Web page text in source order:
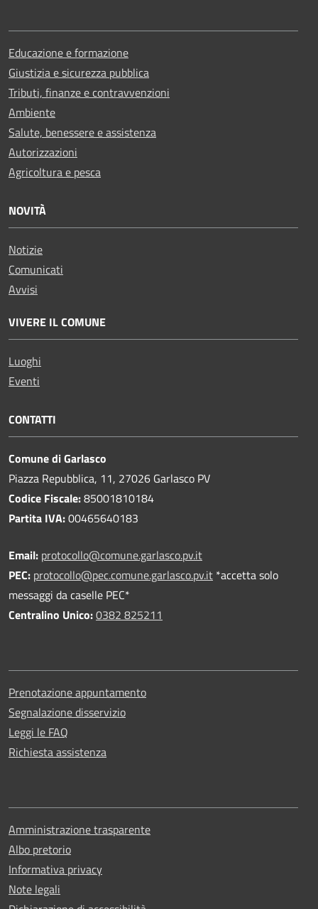
Educazione e formazione
Giustizia e sicurezza pubblica
Tributi, finanze e contravvenzioni
Ambiente
Salute, benessere e assistenza
Autorizzazioni
Agricoltura e pesca
NOVITÀ
Notizie
Comunicati
Avvisi
VIVERE IL COMUNE
Luoghi
Eventi
CONTATTI
Comune di Garlasco
Piazza Repubblica, 11, 27026 Garlasco PV
Codice Fiscale:85001810184
Partita IVA:00465640183
Email: protocollo@comune.garlasco.pv.it
PEC: protocollo@pec.comune.garlasco.pv.it *accetta solo
messaggi da caselle PEC*
Centralino Unico:0382 825211
Prenotazione appuntamento
Segnalazione disservizio
Leggi le FAQ
Richiesta assistenza
Amministrazione trasparente
Albo pretorio
Informativa privacy
Note legali